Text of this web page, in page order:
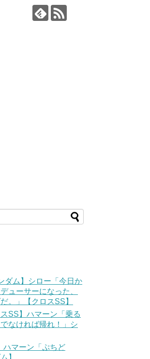
ダム】シロー「今日か
ューサーになった、
。」【クロスSS】
スSS】ハマーン「乗る
なければ帰れ！」シ
ハマーン「ぷちど
】